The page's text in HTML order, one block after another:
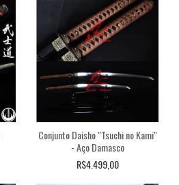
Conjunto Daisho "Tsuchi no Kami"
- Aço Damasco
R$4.499,00